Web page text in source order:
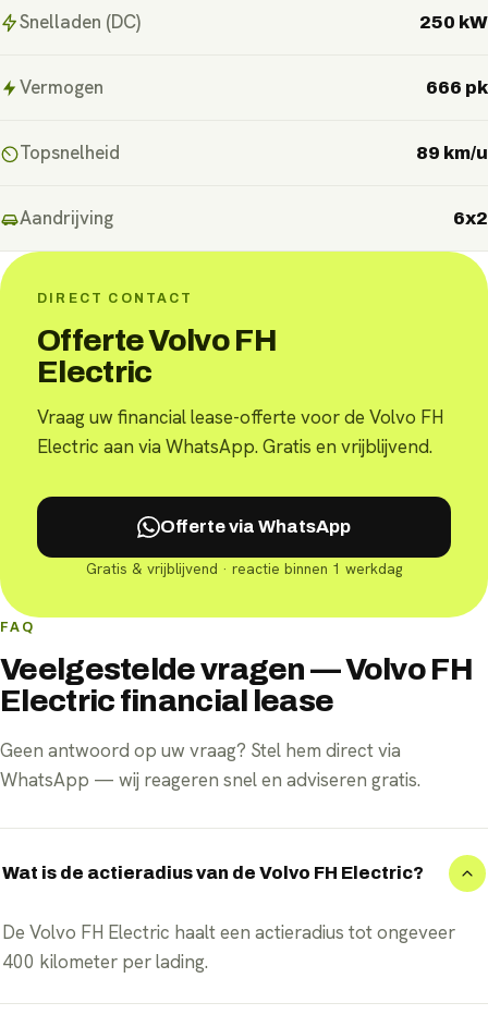
Snelladen (DC) 250 kW
Vermogen 666 pk
Topsnelheid 89 km/u
Aandrijving 6x2
DIRECT CONTACT
Offerte Volvo FH
Electric
Vraag uw financial lease-offerte voor de Volvo FH
Electric aan via WhatsApp. Gratis en vrijblijvend.
Offerte via WhatsApp
Gratis & vrijblijvend · reactie binnen 1 werkdag
FAQ
Veelgestelde vragen — Volvo FH
Electric financial lease
Geen antwoord op uw vraag? Stel hem direct via
WhatsApp — wij reageren snel en adviseren gratis.
Wat is de actieradius van de Volvo FH Electric?
De Volvo FH Electric haalt een actieradius tot ongeveer
400 kilometer per lading.